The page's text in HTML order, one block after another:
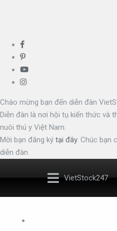
Chào mừng bạn đến diễn đàn
Diễn đàn là nơi hội tụ kiến thức và
nuôi thú y Việt Nam.
Mời bạn đăng ký tại đây. Chúc bạn
diễn đàn.
VietStock247